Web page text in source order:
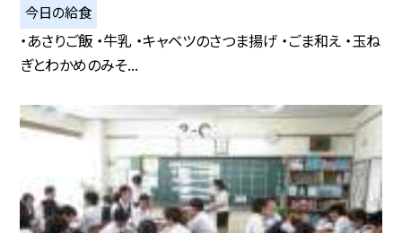
今日の給食
・あさりご飯 ・牛乳 ・キャベツのさつま揚げ ・ごま和え ・玉ね
ぎとわかめのみそ...